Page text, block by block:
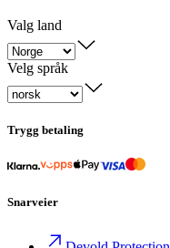
Valg land
Velg språk
Trygg betaling
Snarveier